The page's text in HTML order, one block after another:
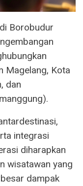
Borobudur
Magelang, Kota
dan
integrasi
diharapkan
wisatawan yang
dampak